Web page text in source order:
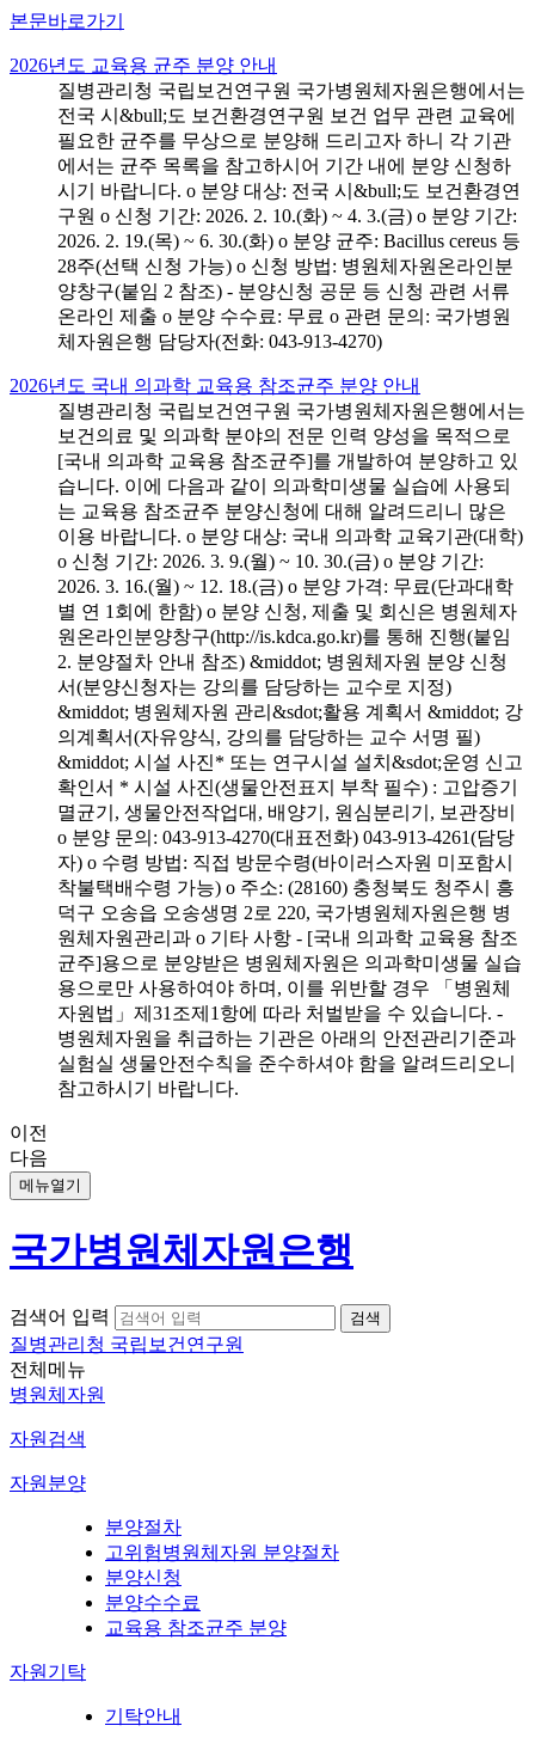
본문바로가기
2026년도 교육용 균주 분양 안내
질병관리청 국립보건연구원 국가병원체자원은행에서는
전국 시&bull;도 보건환경연구원 보건 업무 관련 교육에
필요한 균주를 무상으로 분양해 드리고자 하니 각 기관
에서는 균주 목록을 참고하시어 기간 내에 분양 신청하
시기 바랍니다. o 분양 대상: 전국 시&bull;도 보건환경연
구원 o 신청 기간: 2026. 2. 10.(화) ~ 4. 3.(금) o 분양 기간:
2026. 2. 19.(목) ~ 6. 30.(화) o 분양 균주: Bacillus cereus 등
28주(선택 신청 가능) o 신청 방법: 병원체자원온라인분
양창구(붙임 2 참조) - 분양신청 공문 등 신청 관련 서류
온라인 제출 o 분양 수수료: 무료 o 관련 문의: 국가병원
체자원은행 담당자(전화: 043-913-4270)
2026년도 국내 의과학 교육용 참조균주 분양 안내
질병관리청 국립보건연구원 국가병원체자원은행에서는
보건의료 및 의과학 분야의 전문 인력 양성을 목적으로
[국내 의과학 교육용 참조균주]를 개발하여 분양하고 있
습니다. 이에 다음과 같이 의과학미생물 실습에 사용되
는 교육용 참조균주 분양신청에 대해 알려드리니 많은
이용 바랍니다. o 분양 대상: 국내 의과학 교육기관(대학)
o 신청 기간: 2026. 3. 9.(월) ~ 10. 30.(금) o 분양 기간:
2026. 3. 16.(월) ~ 12. 18.(금) o 분양 가격: 무료(단과대학
별 연 1회에 한함) o 분양 신청, 제출 및 회신은 병원체자
원온라인분양창구(http://is.kdca.go.kr)를 통해 진행(붙임
2. 분양절차 안내 참조) &middot; 병원체자원 분양 신청
서(분양신청자는 강의를 담당하는 교수로 지정)
&middot; 병원체자원 관리&sdot;활용 계획서 &middot; 강
의계획서(자유양식, 강의를 담당하는 교수 서명 필)
&middot; 시설 사진* 또는 연구시설 설치&sdot;운영 신고
확인서 * 시설 사진(생물안전표지 부착 필수) : 고압증기
멸균기, 생물안전작업대, 배양기, 원심분리기, 보관장비
o 분양 문의: 043-913-4270(대표전화) 043-913-4261(담당
자) o 수령 방법: 직접 방문수령(바이러스자원 미포함시
착불택배수령 가능) o 주소: (28160) 충청북도 청주시 흥
덕구 오송읍 오송생명 2로 220, 국가병원체자원은행 병
원체자원관리과 o 기타 사항 - [국내 의과학 교육용 참조
균주]용으로 분양받은 병원체자원은 의과학미생물 실습
용으로만 사용하여야 하며, 이를 위반할 경우 「병원체
자원법」제31조제1항에 따라 처벌받을 수 있습니다. -
병원체자원을 취급하는 기관은 아래의 안전관리기준과
실험실 생물안전수칙을 준수하셔야 함을 알려드리오니
참고하시기 바랍니다.
이전
다음
메뉴열기
국가병원체자원은행
검색어 입력
질병관리청 국립보건연구원
전체메뉴
병원체자원
자원검색
자원분양
분양절차
고위험병원체자원 분양절차
분양신청
분양수수료
교육용 참조균주 분양
자원기탁
기탁안내